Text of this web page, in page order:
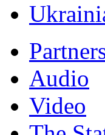
Audio
Video